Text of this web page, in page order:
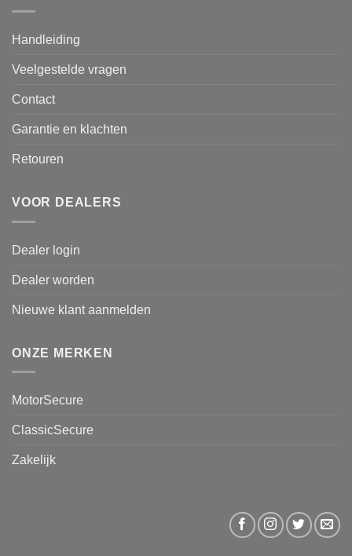
Handleiding
Veelgestelde vragen
Contact
Garantie en klachten
Retouren
VOOR DEALERS
Dealer login
Dealer worden
Nieuwe klant aanmelden
ONZE MERKEN
MotorSecure
ClassicSecure
Zakelijk